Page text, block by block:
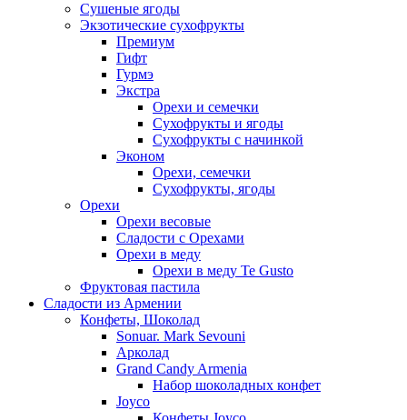
Сушеные ягоды
Экзотические сухофрукты
Премиум
Гифт
Гурмэ
Экстра
Орехи и семечки
Сухофрукты и ягоды
Сухофрукты с начинкой
Эконом
Орехи, семечки
Сухофрукты, ягоды
Орехи
Орехи весовые
Сладости с Орехами
Орехи в меду
Орехи в меду Te Gusto
Фруктовая пастила
Сладости из Армении
Конфеты, Шоколад
Sonuar. Mark Sevouni
Арколад
Grand Candy Armenia
Набор шоколадных конфет
Joyco